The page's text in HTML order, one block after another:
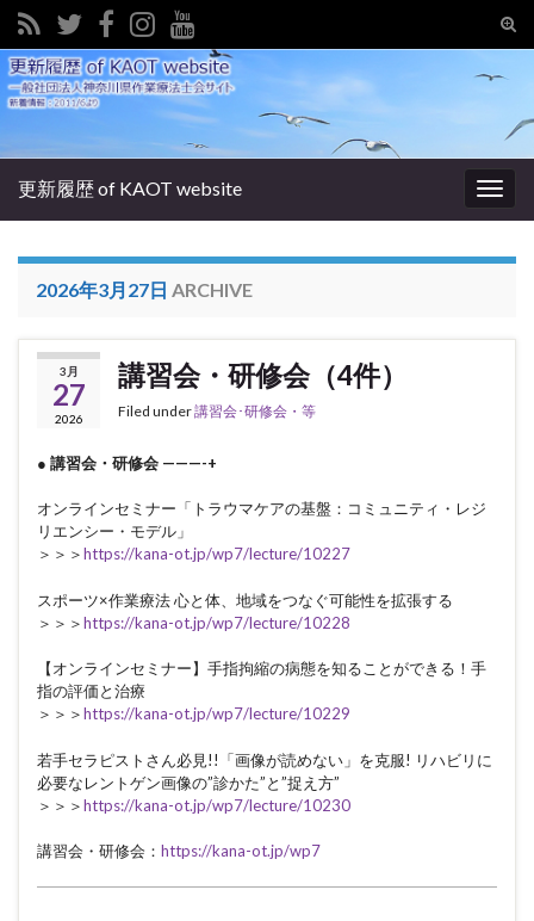
Search for:
更新履歴 of KAOT website
2026年3月27日 ARCHIVE
3月
27
2026
講習会・研修会（4件）
Filed under講習会･研修会・等
● 講習会・研修会 ———-+
オンラインセミナー「トラウマケアの基盤：コミュニティ・レジ
リエンシー・モデル」
＞＞＞https://kana-ot.jp/wp7/lecture/10227
スポーツ×作業療法 心と体、地域をつなぐ可能性を拡張する
＞＞＞https://kana-ot.jp/wp7/lecture/10228
【オンラインセミナー】手指拘縮の病態を知ることができる！手
指の評価と治療
＞＞＞https://kana-ot.jp/wp7/lecture/10229
若手セラピストさん必見!!「画像が読めない」を克服! リハビリに
必要なレントゲン画像の”診かた”と”捉え方”
＞＞＞https://kana-ot.jp/wp7/lecture/10230
講習会・研修会： https://kana-ot.jp/wp7